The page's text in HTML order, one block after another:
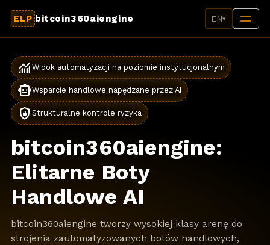
ELP bitcoin360aiengine EN▾
monitoring Widok automatyzacji na poziomie instytucjonalnym
smart_toyWsparcie handlowe napędzane przez AI
shield_lock Strukturalne kontrole ryzyka
bitcoin360aiengine:
Elitarne Boty
Handlowe AI
bitcoin360aiengine tworzy wysokiej klasy arenę do
strojenia zautomatyzowanych botów handlowych,